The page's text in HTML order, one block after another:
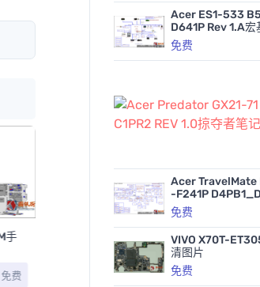
手
免费
OnePlus 7Pro-2ED103-0
手机主板点位图BVR
免费
a
板点位图
1512
Acer ES1-533
D641P Rev 1.A
免费
Acer
-F241P
基笔记本图纸
免费
VIVO X70T-
清图片
免费